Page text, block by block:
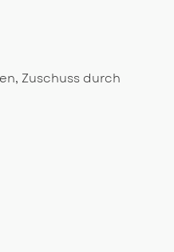
Zuschuss durch